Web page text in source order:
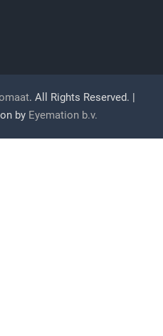
. All Rights Reserved. |
by Eyemation b.v.